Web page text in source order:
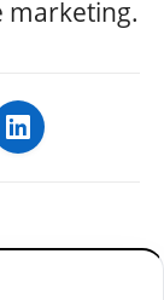
marketing.